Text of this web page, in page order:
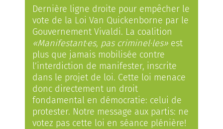
Dernière ligne droite pour empêcher le
vote de la Loi Van Quickenborne par le
Gouvernement Vivaldi. La coalition
«Manifestant·es, pas criminel·les» est
plus que jamais mobilisée contre
l’interdiction de manifester, inscrite
dans le projet de loi. Cette loi menace
donc directement un droit
fondamental en démocratie: celui de
protester. Notre message aux partis: ne
votez pas cette loi en séance plénière!